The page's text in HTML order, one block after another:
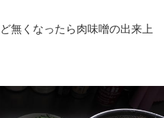
無くなったら肉味噌の出来上